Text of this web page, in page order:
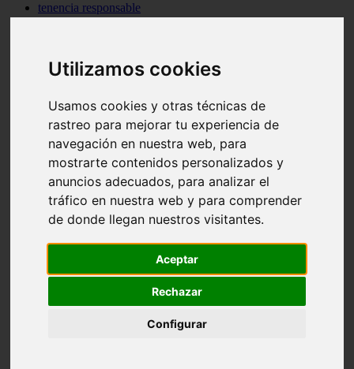
Utilizamos cookies
Usamos cookies y otras técnicas de
rastreo para mejorar tu experiencia de
navegación en nuestra web, para
mostrarte contenidos personalizados y
anuncios adecuados, para analizar el
tráfico en nuestra web y para comprender
de donde llegan nuestros visitantes.
Aceptar
Rechazar
Configurar
tenencia responsable
ventas
marketing
bienestar
verano
legislaci n
accesorios
peluquer a canina
complementos
consejos
comportamiento
protagonistas
abandono
ferias
snacks